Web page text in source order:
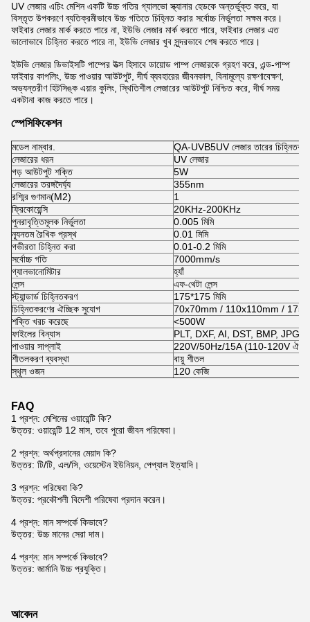
UV লেজার এচিং মেশিন একটি উচ্চ গতির গ্যালভো স্ক্যানার হেডকে অন্তর্ভুক্ত করে, যা
বিস্তৃত উপকরণে ব্যতিক্রমীভাবে উচ্চ গতিতে চিহ্নিত করার সর্বোচ্চ নির্ভুলতা সক্ষম করে।
ফাইবার লেজার মার্ক করতে পারে না, ইউভি লেজার মার্ক করতে পারে, ফাইবার লেজার এত
ভালোভাবে চিহ্নিত করতে পারে না, ইউভি লেজার খুব সুন্দরভাবে শেষ করতে পারে।
ইউভি লেজার ডিভাইসটি পাম্পের উত্স হিসাবে ডায়োড পাম্প লেজারকে গ্রহণ করে, এন্ড-পাম্প
ফাইবার কাপলিং, উচ্চ পাওয়ার আউটপুট, দীর্ঘ ব্যবহারের জীবনকাল, বিনামূল্যে রক্ষণাবেক্ষণ,
অভ্যন্তরীণ হিটসিঙ্ক এয়ার কুলিং, স্থিতিশীল লেজারের আউটপুট নিশ্চিত করে, দীর্ঘ সময়
একটানা কাজ করতে পারে।
স্পেসিফিকেশন
মডেল নাম্বার. QA-UVB5UV লেজার তারের
লেজারের ধরন
UV লেজার
গড় আউটপুট শক্তি
5W
লেজারের তরঙ্গদৈর্ঘ্য
355nm
রশ্মির গুণমান(M2)
1
ফ্রিকোয়েন্সি
20KHz-200KHz
পুনরাবৃত্তিমূলক নির্ভুলতা
0.005 মিমি
ন্যূনতম রৈখিক প্রস্থ
0.01 মিমি
গভীরতা চিহ্নিত করা
0.01-0.2 মিমি
সর্বোচ্চ গতি
7000mm/s
গ্যালভানোমিটার
হ্যাঁ
লেন্স
এফ-থেটা লেন্স
স্ট্যান্ডার্ড চিহ্নিতকরণ
175*175 মিমি
চিহ্নিতকরণের ঐচ্ছিক সুযোগ
70x70mm / 110x110mm /
শক্তি খরচ করেছে
<500W
ফাইলের বিন্যাস
PLT, DXF, AI, DST, BMP, JPG,
পাওয়ার সাপ্লাই
220V/50Hz/15A (110-120V
শীতলকরণ ব্যবস্থা
বায়ু শীতল
স্থূল ওজন
120 কেজি
FAQ
1 প্রশ্ন: মেশিনের ওয়ারেন্টি কি?
উত্তর: ওয়ারেন্টি 12 মাস, তবে পুরো জীবন পরিষেবা।
2 প্রশ্ন: অর্থপ্রদানের মেয়াদ কি?
উত্তর: টি/টি, এল/সি, ওয়েস্টেন ইউনিয়ন, পেপ্যাল ​​ইত্যাদি।
3 প্রশ্ন: পরিষেবা কি?
উত্তর: প্রকৌশলী বিদেশী পরিষেবা প্রদান করেন।
4 প্রশ্ন: মান সম্পর্কে কিভাবে?
উত্তর: উচ্চ মানের সেরা দাম।
4 প্রশ্ন: মান সম্পর্কে কিভাবে?
উত্তর: জার্মানি উচ্চ প্রযুক্তি।
আবেদন